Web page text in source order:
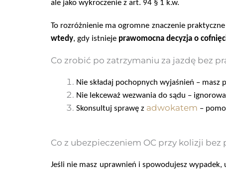
ale jako wykroczenie z art. 94 § 1 k.w.
To rozróżnienie ma ogromne znaczenie
wtedy, gdy istnieje prawomocna decyzja o
Co zrobić po zatrzymaniu za jazdę bez
Nie składaj pochopnych wyjaśnień – masz
Nie lekceważ wezwania do sądu –
Skonsultuj sprawę z adwokatem –
Co z ubezpieczeniem OC przy kolizji bez
Jeśli nie masz uprawnień i spowodujesz